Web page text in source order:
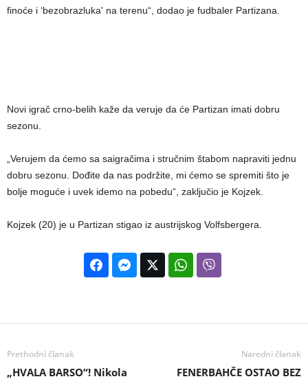
finoće i ‘bezobrazluka' na terenu“, dodao je fudbaler Partizana.
Novi igrač crno-belih kaže da veruje da će Partizan imati dobru
sezonu.
„Verujem da ćemo sa saigračima i stručnim štabom napraviti jednu
dobru sezonu. Dođite da nas podržite, mi ćemo se spremiti što je
bolje moguće i uvek idemo na pobedu“, zaključio je Kojzek.
Kojzek (20) je u Partizan stigao iz austrijskog Volfsbergera.
Prethodni članak
„HVALA BARSO“! Nikola
Naredni članak
FENERBAHČE OSTAO BEZ